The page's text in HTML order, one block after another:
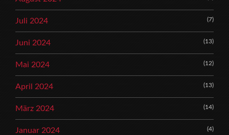
Juli 2024 (7)
Juni 2024 (13)
Mai 2024 (12)
April 2024 (13)
März 2024 (14)
Januar 2024 (4)